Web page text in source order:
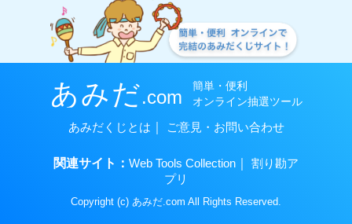
あみだくじとは ご意見・お問い合わせ
関連サイト： Web Tools Collection
割り勘ア
プリ
Copyright (c) あみだ.com All Rights Reserved.